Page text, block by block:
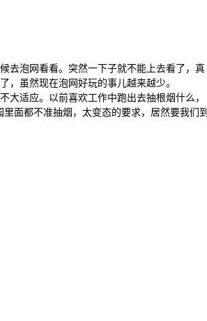
去泡网看看。突然一下子就不能上去看了，真
，虽然现在泡网好玩的事儿越来越少。
大适应。以前喜欢工作中跑出去抽根烟什么，
面都不准抽烟，太变态的要求，居然要我们到